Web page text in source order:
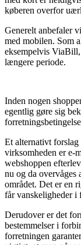
køberen overfor
Generelt anbefaler
med mobilen. Som
eksempelvis
længere periode.
Inden nogen
egentlig gøre sig
Et alternativt
virksomheden er e-
webshoppen
nu og da overvåges
området. Det er en
får vanskeligheder i
Derudover er det
bestemmelser i
forretningen